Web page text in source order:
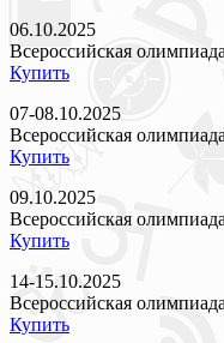
06.10.2025
Всероссийская
Купить
07-08.10.2025
Всероссийская
Купить
09.10.2025
Всероссийская
Купить
14-15.10.2025
Всероссийская
Купить